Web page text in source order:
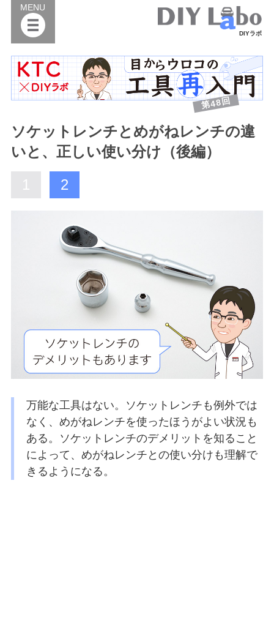
DIYラボ
MENU
第48回
ソケットレンチとめがねレンチの違
いと、正しい使い分け（後編）
1
2
万能な工具はない。ソケットレンチも例外では
なく、めがねレンチを使ったほうがよい状況も
ある。ソケットレンチのデメリットを知ること
によって、めがねレンチとの使い分けも理解で
きるようになる。